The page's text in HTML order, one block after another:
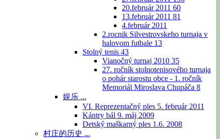
20.február 2011 60
13.február 2011 81
4.február 2011
2.rocnik Silvestrovskeho turnaja v
halovom futbale 13
Stolný tenis 43
Vianočný turnaj 2010 35
27. ročník stolnotenisového turnaja
o pohár starostu obce - 1. ročník
Memoriál Miroslava Chupáča 8
娱乐 ...
VI. Reprezentačný ples 5. február 2011
Kántry bál 9. máj 2009
Detský maškarný ples 1.6. 2008
村庄的历史 ...